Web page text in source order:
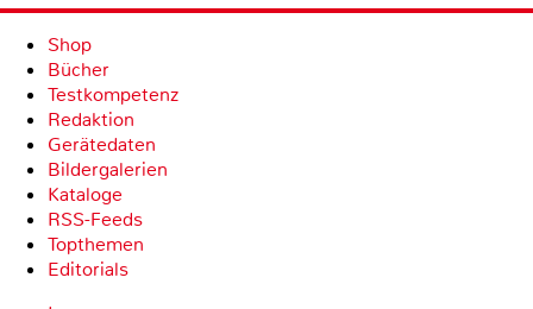
Shop
Bücher
Testkompetenz
Redaktion
Gerätedaten
Bildergalerien
Kataloge
RSS-Feeds
Topthemen
Editorials